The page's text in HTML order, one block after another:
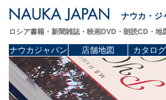
ナウカ・ジ
ロシア書籍・新聞雑誌・映画DVD・朗読CD・
ナウカジャパン 店舗地図 カタロ